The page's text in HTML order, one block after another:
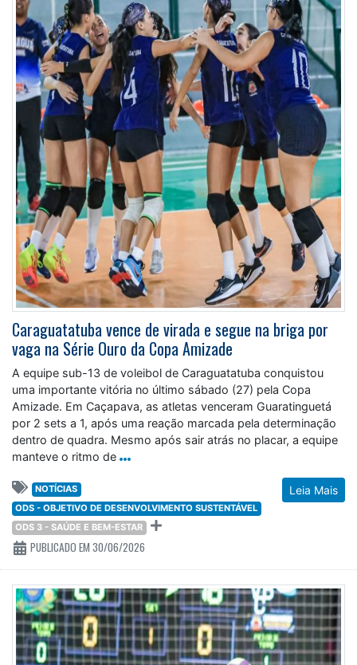
Caraguatatuba vence de virada e segue na briga por
vaga na Série Ouro da Copa Amizade
A equipe sub-13 de voleibol de Caraguatatuba conquistou
uma importante vitória no último sábado (27) pela Copa
Amizade. Em Caçapava, as atletas venceram Guaratinguetá
por 2 sets a 1, após uma reação marcada pela determinação
dentro de quadra. Mesmo após sair atrás no placar, a equipe
manteve o ritmo de
Leia Mais
NOTÍCIAS
ODS - OBJETIVO DE DESENVOLVIMENTO SUSTENTÁVEL
ODS 3 - SAÚDE E BEM-ESTAR
PUBLICADO EM 30/06/2026